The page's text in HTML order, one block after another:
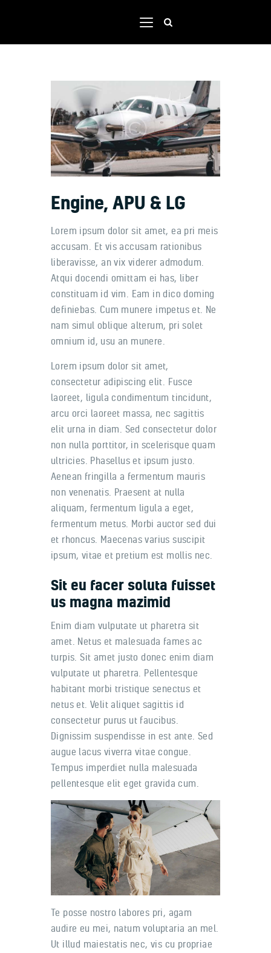
Home
Shop
Our team
Contacts
Portal
Engine, APU & LG
Lorem ipsum dolor sit amet, ea pri meis
accusam. Et vis accusam rationibus
liberavisse, an vix viderer admodum.
Atqui docendi omittam ei has, liber
constituam id vim. Eam in dico doming
definiebas. Cum munere impetus et. Ne
nam simul oblique alterum, pri solet
omnium id, usu an munere.
Lorem ipsum dolor sit amet,
consectetur adipiscing elit. Fusce
laoreet, ligula condimentum tincidunt,
arcu orci laoreet massa, nec sagittis
elit urna in diam. Sed consectetur dolor
non nulla porttitor, in scelerisque quam
ultricies. Phasellus et ipsum justo.
Aenean fringilla a fermentum mauris
non venenatis. Praesent at nulla
aliquam, fermentum ligula a eget,
fermentum metus. Morbi auctor sed dui
et rhoncus. Maecenas varius suscipit
ipsum, vitae et pretium est mollis nec.
Sit eu facer soluta fuisset
us magna mazimid
Enim diam vulputate ut pharetra sit
amet. Netus et malesuada fames ac
turpis. Sit amet justo donec enim diam
vulputate ut pharetra. Pellentesque
habitant morbi tristique senectus et
netus et. Velit aliquet sagittis id
consectetur purus ut faucibus.
Dignissim suspendisse in est ante. Sed
augue lacus viverra vitae congue.
Tempus imperdiet nulla malesuada
pellentesque elit eget gravida cum.
Te posse nostro labores pri, agam
audire eu mei, natum voluptaria an mel.
Ut illud maiestatis nec, vis cu propriae